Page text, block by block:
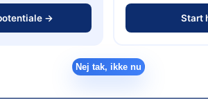
→ Start
Nej tak, ikke nu
og fokus på kundetilfredshed
i landet.
artikel dykker vi ned i, hvad der
de tilbyder, samt hvorfor deres